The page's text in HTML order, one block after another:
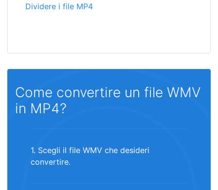
Dividere i file MP4
Come convertire un file WMV
in MP4?
1. Scegli il file WMV che desideri
convertire.